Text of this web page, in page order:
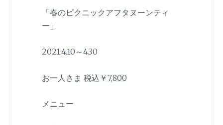
「春のピクニックアフタヌーンティ
ー」
2021.4.10～4.30
お一人さま 税込￥7,800
メニュー